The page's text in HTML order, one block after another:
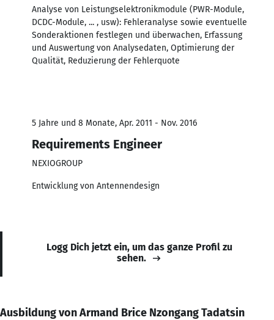
Analyse von Leistungselektronikmodule (PWR-Module,
DCDC-Module, ... , usw): Fehleranalyse sowie eventuelle
Sonderaktionen festlegen und überwachen, Erfassung
und Auswertung von Analysedaten, Optimierung der
Qualität, Reduzierung der Fehlerquote
5 Jahre und 8 Monate, Apr. 2011 - Nov. 2016
Requirements Engineer
NEXIOGROUP
Entwicklung von Antennendesign
Logg Dich jetzt ein, um das ganze Profil zu
sehen.
Ausbildung von Armand Brice Nzongang Tadatsin